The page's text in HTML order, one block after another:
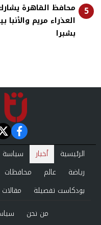
5
محافظ القاهرة
العذراء مريم
بشبرا
الرئيسية أخبار سياسة
رياضة
عالم محافظات
بودكاست تفصيلة
مقالات
من نحن